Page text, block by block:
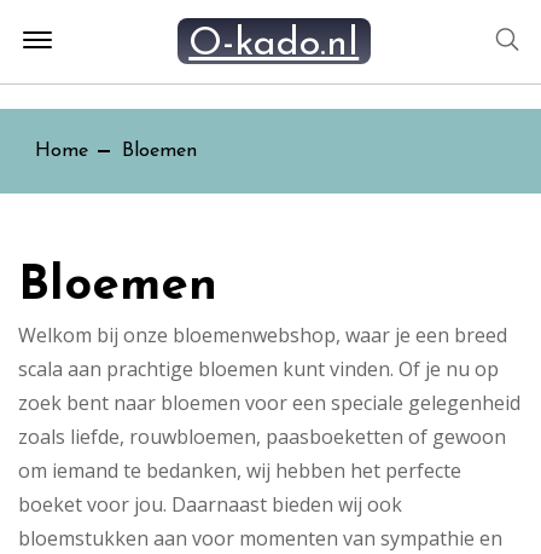
O-kado.nl
Home Bloemen
Bloemen
Welkom bij onze bloemenwebshop, waar je een breed
scala aan prachtige bloemen kunt vinden. Of je nu op
zoek bent naar bloemen voor een speciale gelegenheid
zoals liefde, rouwbloemen, paasboeketten of gewoon
om iemand te bedanken, wij hebben het perfecte
boeket voor jou. Daarnaast bieden wij ook
bloemstukken aan voor momenten van sympathie en